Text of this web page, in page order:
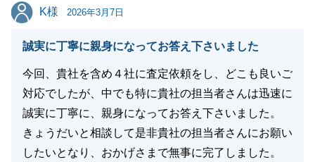
K様
K様 2026年3月7日
誠実に丁寧に親身になってお答え下さいました
今回、貴社を含め４社に査定依頼をし、どこも良いご
対応でしたが、中でも特に貴社の担当者さんは迅速に
誠実に丁寧に、親身になってお答え下さいました。
きょうだいと相談して是非貴社の担当者さんにお願い
したいとなり、おかげさまで無事に完了しました。